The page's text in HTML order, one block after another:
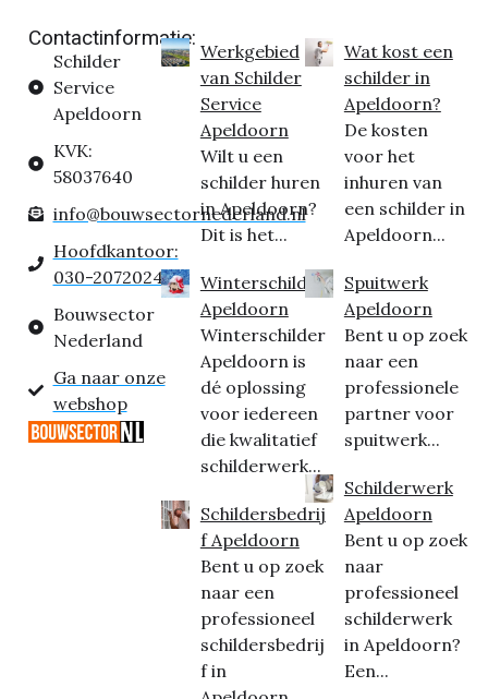
Contactinformatie:
Schilder
Service
Apeldoorn
KVK:
58037640
info@bouwsectornederland.nl
Hoofdkantoor:
030-2072024
Bouwsector
Nederland
Ga naar onze
webshop
Werkgebied
van Schilder
Service
Apeldoorn
Wilt u een
schilder huren
in Apeldoorn?
Dit is het...
Winterschilder
Apeldoorn
Winterschilder
Apeldoorn is
dé oplossing
voor iedereen
die kwalitatief
schilderwerk...
Schildersbedrij
f Apeldoorn
Bent u op zoek
naar een
professioneel
schildersbedrij
f in
Wat kost een
schilder in
Apeldoorn?
De kosten
voor het
inhuren van
een schilder in
Apeldoorn...
Spuitwerk
Apeldoorn
Bent u op zoek
naar een
professionele
partner voor
spuitwerk...
Schilderwerk
Apeldoorn
Bent u op zoek
naar
professioneel
schilderwerk
in Apeldoorn?
Een...